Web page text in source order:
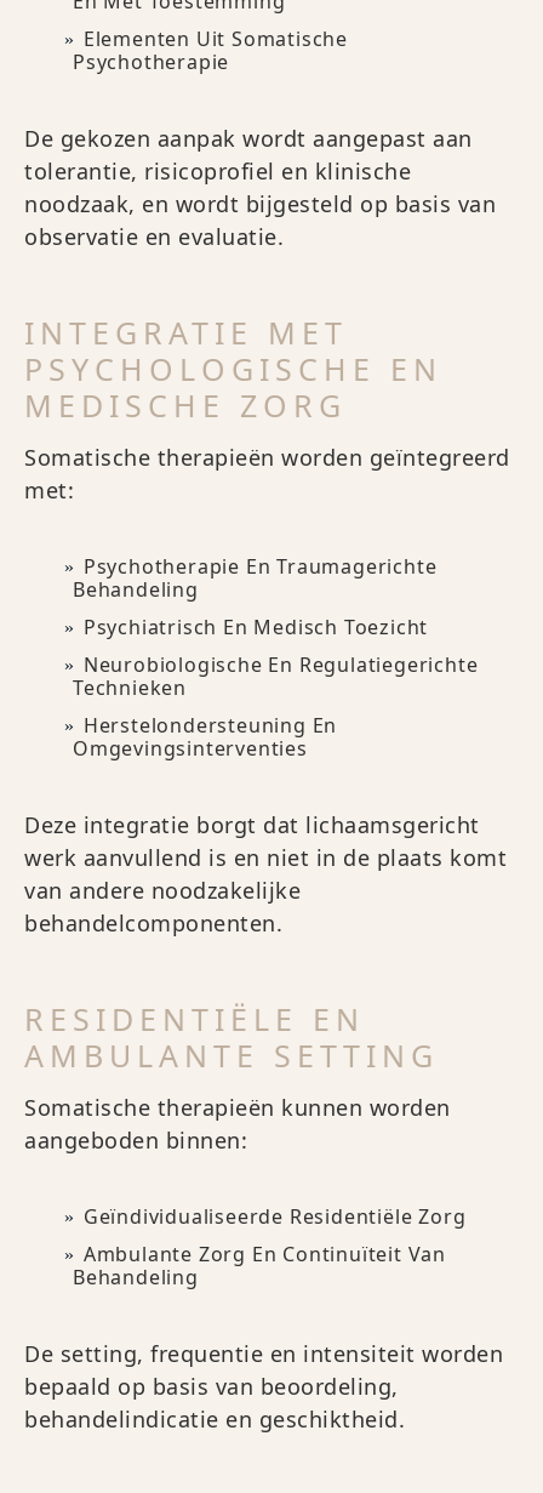
Elementen Uit Somatische
Psychotherapie
De gekozen aanpak wordt aangepast aan
tolerantie, risicoprofiel en klinische
noodzaak, en wordt bijgesteld op basis van
observatie en evaluatie.
INTEGRATIE MET
PSYCHOLOGISCHE EN
MEDISCHE ZORG
Somatische therapieën worden geïntegreerd
met:
Psychotherapie En Traumagerichte
Behandeling
Psychiatrisch En Medisch Toezicht
Neurobiologische En Regulatiegerichte
Technieken
Herstelondersteuning En
Omgevingsinterventies
Deze integratie borgt dat lichaamsgericht
werk aanvullend is en niet in de plaats komt
van andere noodzakelijke
behandelcomponenten.
RESIDENTIËLE EN
AMBULANTE SETTING
Somatische therapieën kunnen worden
aangeboden binnen:
Geïndividualiseerde Residentiële Zorg
Ambulante Zorg En Continuïteit Van
Behandeling
De setting, frequentie en intensiteit worden
bepaald op basis van beoordeling,
behandelindicatie en geschiktheid.